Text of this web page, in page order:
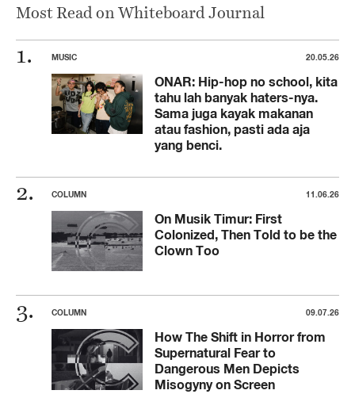
Most Read on Whiteboard Journal
MUSIC 20.05.26
ONAR: Hip-hop no school, kita
tahu lah banyak haters-nya.
Sama juga kayak makanan
atau fashion, pasti ada aja
yang benci.
COLUMN 11.06.26
On Musik Timur: First
Colonized, Then Told to be the
Clown Too
COLUMN 09.07.26
How The Shift in Horror from
Supernatural Fear to
Dangerous Men Depicts
Misogyny on Screen